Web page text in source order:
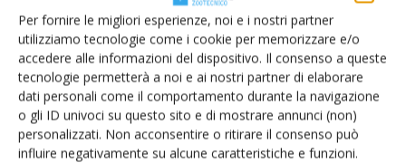
Per fornire le migliori esperienze, noi e i nostri partner
utilizziamo tecnologie come i cookie per memorizzare e/o
accedere alle informazioni del dispositivo. Il consenso a queste
tecnologie permetterà a noi e ai nostri partner di elaborare
dati personali come il comportamento durante la navigazione
o gli ID univoci su questo sito e di mostrare annunci (non)
personalizzati. Non acconsentire o ritirare il consenso può
influire negativamente su alcune caratteristiche e funzioni.